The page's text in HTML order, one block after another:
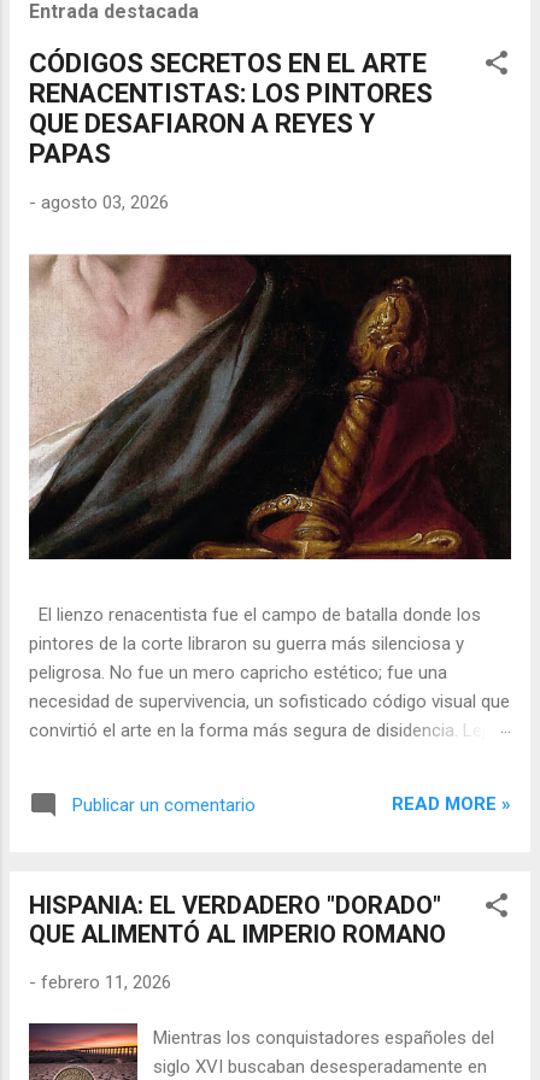
Entrada destacada
CÓDIGOS SECRETOS EN EL ARTE
RENACENTISTAS: LOS PINTORES
QUE DESAFIARON A REYES Y
PAPAS
- agosto 03, 2026
El lienzo renacentista fue el campo de batalla donde los
pintores de la corte libraron su guerra más silenciosa y
peligrosa. No fue un mero capricho estético; fue una
necesidad de supervivencia, un sofisticado código visual que
convirtió el arte en la forma más segura de disidencia. Lejos
artistas eran agentes dobles, equilibrando su necesidad de
mecenazgo real con la obligación de preservar su integridad
pintores encontraron en los símbolos, las distorsiones y los
objetos cotidianos un lenguaje cifrado capaz de eludir a los
El retrato renacentista no era un simple reflejo de la realidad,
sino un objeto tridimensional y multifacético. Los pintores
de la corte eran los agentes dobles definitivos, y dominaban
Publicar un comentario READ MORE »
HISPANIA: EL VERDADERO "DORADO"
QUE ALIMENTÓ AL IMPERIO ROMANO
- febrero 11, 2026
Mientras los conquistadores españoles del
siglo XVI buscaban desesperadamente en